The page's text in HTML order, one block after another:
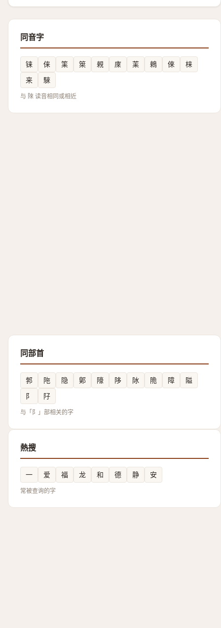
同音字
铼 俫 筙 箂 䚅 庲 䒹 鶆 倈
梾
来
騋
与 䧒 读音相同或相近
同部首
郣 陁 隐 鄓 䧫 陊 阥 陒 障
隘
阝
䦻
与「阝」部相关的字
熱搜
一 爱 福 龙 和 德 静 安
常被查询的字